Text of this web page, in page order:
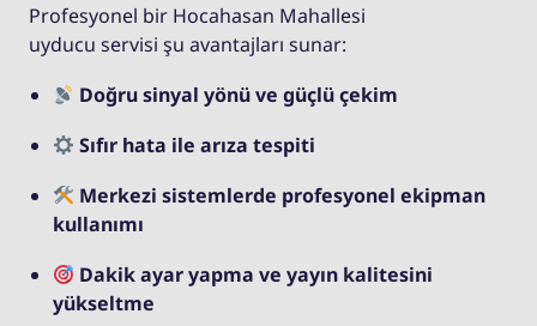
Profesyonel bir Hocahasan Mahallesi
uyducu servisi şu avantajları sunar:
Doğru sinyal yönü ve güçlü çekim
Sıfır hata ile arıza tespiti
Merkezi sistemlerde profesyonel ekipman
kullanımı
Dakik ayar yapma ve yayın kalitesini
yükseltme